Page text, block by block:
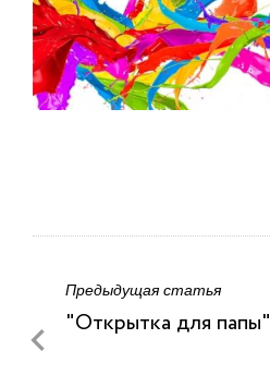
Предыдущая статья
"Открытка для папы"